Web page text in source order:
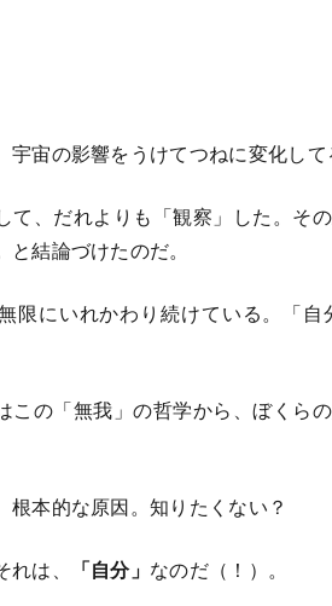
宙の影響をうけてつねに変化して
、だれよりも「観察」した。その
と結論づけたのだ。
限にいれかわり続けている。「自
この「無我」の哲学から、ぼくら
本的な原因。知りたくない？
は、 「自分」 なのだ（！）。